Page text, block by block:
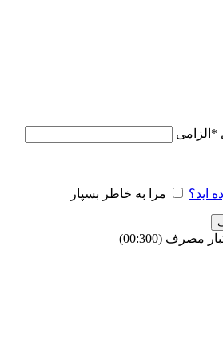
مرا به خاطر بسپار
مصرف 300
)